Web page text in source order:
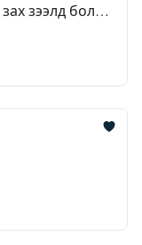
зээлд болж